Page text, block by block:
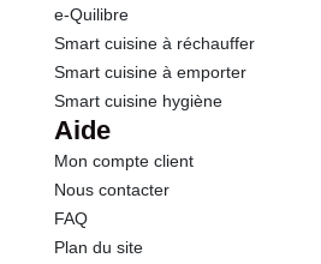
e-Quilibre
Smart cuisine à réchauffer
Smart cuisine à emporter
Smart cuisine hygiène
Aide
Mon compte client
Nous contacter
FAQ
Plan du site